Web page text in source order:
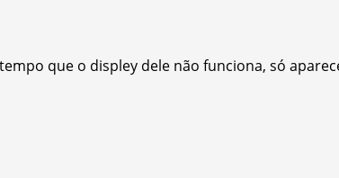
que o displey dele não funciona, só